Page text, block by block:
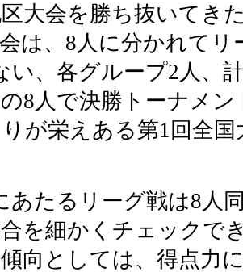
大会を勝ち抜いてき
は、8人に分かれてリ
い、各グループ2人、
8人で決勝トーナメ
が栄えある第1回全
たるリーグ戦は8人
を細かくチェックで
向としては、得点力